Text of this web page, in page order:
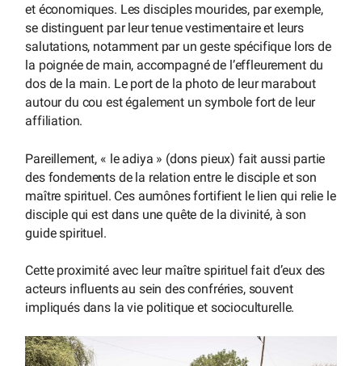
et économiques. Les disciples mourides, par exemple,
se distinguent par leur tenue vestimentaire et leurs
salutations, notamment par un geste spécifique lors de
la poignée de main, accompagné de l’effleurement du
dos de la main. Le port de la photo de leur marabout
autour du cou est également un symbole fort de leur
affiliation.
Pareillement, « le adiya » (dons pieux) fait aussi partie
des fondements de la relation entre le disciple et son
maître spirituel. Ces aumônes fortifient le lien qui relie le
disciple qui est dans une quête de la divinité, à son
guide spirituel.
Cette proximité avec leur maître spirituel fait d’eux des
acteurs influents au sein des confréries, souvent
impliqués dans la vie politique et socioculturelle.